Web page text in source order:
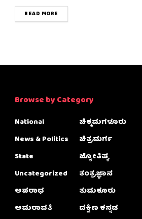
READ MORE
Browse by Category
National
News & Politics
State
Uncategorized
ಅಪರಾಧ
ಅಮರಾವತಿ
ಚಿಕ್ಕಮಗಳೂರು
ಚಿತ್ರದುರ್ಗ
ಜ್ಯೋತಿಷ್ಯ
ತಂತ್ರಜ್ಞಾನ
ತುಮಕೂರು
ದಕ್ಷಿಣ ಕನ್ನಡ